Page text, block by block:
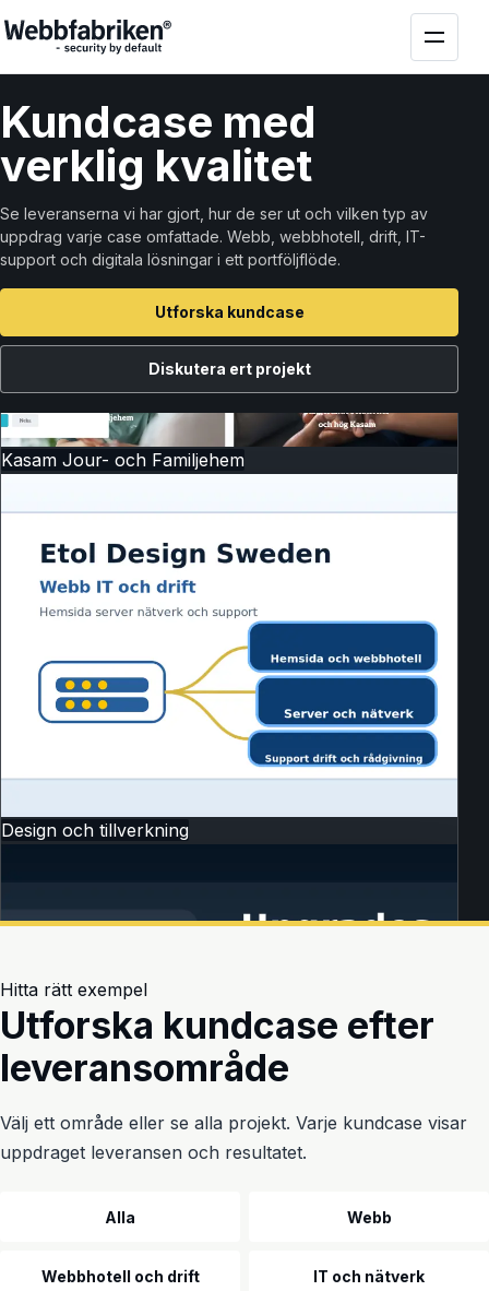
Kundcase med
verklig kvalitet
Se leveranserna vi har gjort, hur de ser ut och vilken typ av
uppdrag varje case omfattade. Webb, webbhotell, drift, IT-
support och digitala lösningar i ett portföljflöde.
Utforska kundcase
Diskutera ert projekt
Kasam Jour- och Familjehem
Design och tillverkning
Hitta rätt exempel
Utforska kundcase efter
leveransområde
Välj ett område eller se alla projekt. Varje kundcase visar
uppdraget leveransen och resultatet.
Alla Webb
Webbhotell och drift IT och nätverk